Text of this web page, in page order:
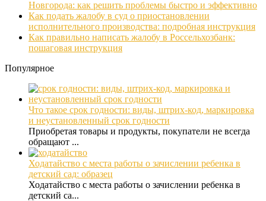
Новгорода: как решить проблемы быстро и эффективно
Как подать жалобу в суд о приостановлении
исполнительного производства: подробная инструкция
Как правильно написать жалобу в Россельхозбанк:
пошаговая инструкция
Популярное
Что такое срок годности: виды, штрих-код, маркировка
и неустановленный срок годности
Приобретая товары и продукты, покупатели не всегда
обращают ...
Ходатайство с места работы о зачислении ребенка в
детский сад: образец
Ходатайство с места работы о зачислении ребенка в
детский са...